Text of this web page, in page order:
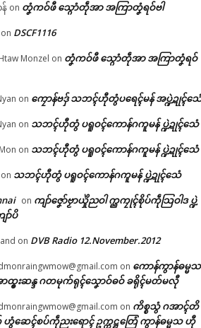
on တၞံကဝ်ဖီ သ္ဂောံတဵုအာ အကြာတၞံရဝ်ဗါ
on DSCF1116
Monzel on တၞံကဝ်ဖီ သ္ဂောံတဵုအာ အကြာတၞံရဝ်
on ကၠောန်ဗဒှ် သဘၚ်ဟီုတွံပရေၚ်မန် အပ္ဍဲဍုၚ်သ
on သဘၚ်ဟီုတွံ ပရူဝၚ်ကောန်ဂကူမန် ပ္ဍဲဍုၚ်သေံ
on သဘၚ်ဟီုတွံ ပရူဝၚ်ကောန်ဂကူမန် ပ္ဍဲဍုၚ်သေံ
on သဘၚ်ဟီုတွံ ပရူဝၚ်ကောန်ဂကူမန် ပ္ဍဲဍုၚ်သေံ
on ကျာ်ဇၞော်ဗၟာယှိုဲညဝါ က္ညကၠုၚ်စိုပ်ကဵုသြဝါဒ ပ္ဍဲ
ာ်ပိ
on DVB Radio 12.November.2012
on ကောန်ကွာန်ဓမ္မသ
ထ္ၜးဆန္ဒ ဂတမုက်ရုၚ်သၞောဝ်ဓဝ် ခရိုၚ်မတ်မလီု
on ကိစ္စသွံ ဂအာၚ်တိ
ဟွံဆေၚ်စပ်ကဵုညးရောၚ် ဥက္ကဋ္ဌတြေံ ကွာန်ဓမ္မသ ဟီု